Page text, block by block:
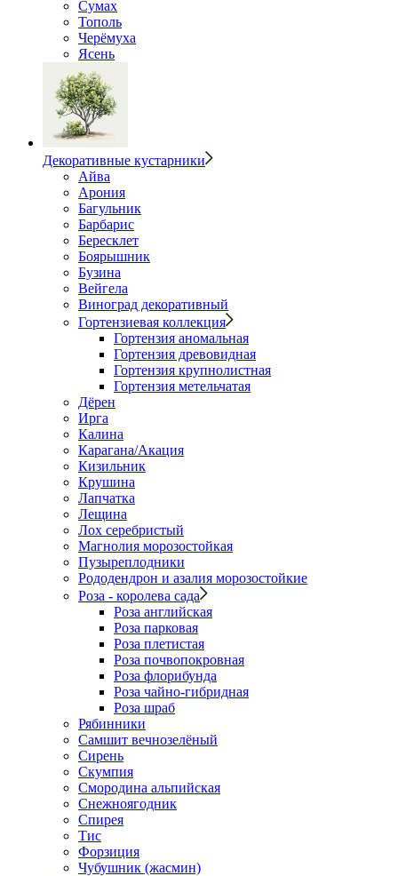
Сумах
Тополь
Черёмуха
Ясень
Декоративные кустарники
Айва
Арония
Багульник
Барбарис
Бересклет
Боярышник
Бузина
Вейгела
Виноград декоративный
Гортензиевая коллекция
Гортензия аномальная
Гортензия древовидная
Гортензия крупнолистная
Гортензия метельчатая
Дёрен
Ирга
Калина
Карагана/Акация
Кизильник
Крушина
Лапчатка
Лещина
Лох серебристый
Магнолия морозостойкая
Пузыреплодники
Рододендрон и азалия морозостойкие
Роза - королева сада
Роза английская
Роза парковая
Роза плетистая
Роза почвопокровная
Роза флорибунда
Роза чайно-гибридная
Роза шраб
Рябинники
Самшит вечнозелёный
Сирень
Скумпия
Смородина альпийская
Снежноягодник
Спирея
Тис
Форзиция
Чубушник (жасмин)